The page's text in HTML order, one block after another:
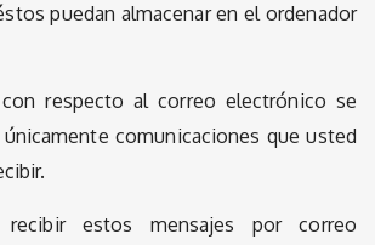
puedan almacenar en el ordenador
respecto al correo electrónico se
comunicaciones que usted
estos mensajes por correo